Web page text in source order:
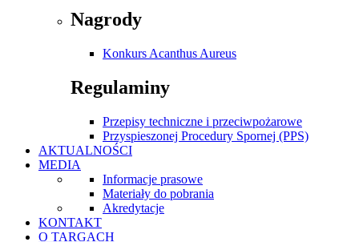
Nagrody
Konkurs Acanthus Aureus
Regulaminy
Przepisy techniczne i przeciwpożarowe
Przyspieszonej Procedury Spornej (PPS)
AKTUALNOŚCI
MEDIA
Informacje prasowe
Materiały do pobrania
Akredytacje
KONTAKT
O TARGACH